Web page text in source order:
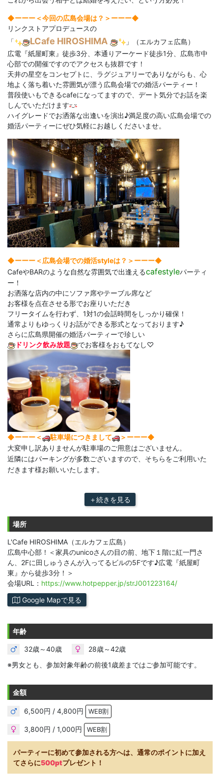
場所
L'Cafe HIROSHIMA（エルカフェ広島）
広島中心部！＜家具のunicoさんの目の前、地下１階に紅一門さ
ん、2Fに田しゅうさんが入ってるビルの5Fです♪広電『紙屋町
東』から徒歩3分！＞
会場URL： https://www.hotpepper.jp/strJ001223164/
Google Mapで見る
年齢
32歳～40歳
28歳～42歳
※男女とも、参加対象年齢の前後1歳差まではご参加可能です。
金額
6,500円 / 4,800円 WEB割
3,800円 / 1,000円 WEB割
パーティーに初めて参加される方へは、通常のポイントに加え
てさらに500ptプレゼント！
◆ーーー＜今回の広島会場は？＞ ーーー◆
リンクストアプロデュースの
「
LCafe HIROSHIMA
」（エルカフェ広島）
広電『紙屋町東』徒歩3分、本通りアーケード徒歩1分、広島市中
心部での開催ですのでアクセスも抜群です！
天井の星空をコンセプトに、ラグジュアリーでありながらも、心
地よく落ち着いた雰囲気が漂う広島会場での婚活パーティー！
普段使いもできるcafeになってますので、デート気分でお話を楽
しんでいただけます
ハイグレードでお洒落な出逢いを演出♪満足度の高い広島会場での
婚活パーティーにぜひ気軽にお越しくださいませ。
◆ーーー＜広島会場での婚活styleは？＞ーーー◆
CafeやBARのような自然な雰囲気で出逢えるcafestyleパーティ
ー！
お洒落な店内の中にソファ席やテーブル席など
お客様を点在させる形でお座りいただき
フリータイムを行わず、1対1の会話時間をしっかり確保！
通常よりもゆっくりお話ができる形式となっております♪
さらに広島県開催の婚活パーティーで珍しい
ドリンク飲み放題
でお客様をおもてなし♡
◆ーーー＜ 駐車場につきまして ＞ーーー◆
大変申し訳ありませんが駐車場のご用意はございません。
近隣にはパーキングが多数ございますので、そちらをご利用いた
だきます様お願いいたします。
＋続きを見る